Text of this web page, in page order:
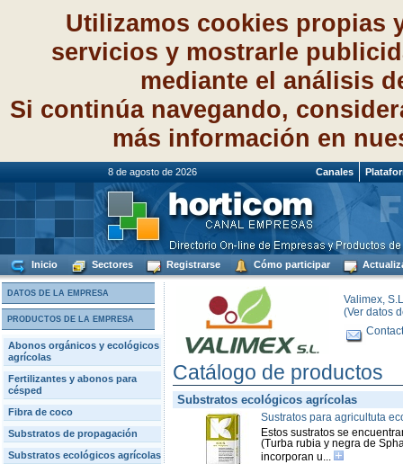
Utilizamos cookies propias
servicios y mostrarle
mediante el análisis
Si continúa navegando,
más información en
8 de agosto de 2026 Canales
Inicio Sectores Registrarse Cómo participar
DATOS DE LA EMPRESA
PRODUCTOS DE LA EMPRESA
Abonos orgánicos y ecológicos
agrícolas
Fertilizantes y abonos para
césped
Fibra de coco
Substratos de propagación
Substratos ecológicos agrícolas
Valimex,
(Ver datos
Catálogo de productos
Substratos ecológicos agrícolas
Sustratos para agricultuta
Estos sustratos se
(Turba rubia y negra de
incorporan u...